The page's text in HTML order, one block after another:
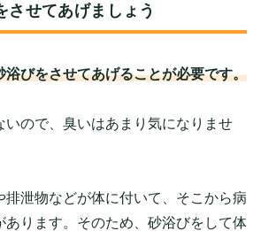
させてあげましょう
浴びをさせてあげることが必要です。
いので、臭いはあまり気になりませ
排泄物などが体に付いて、そこから病
あります。そのため、砂浴びをして体